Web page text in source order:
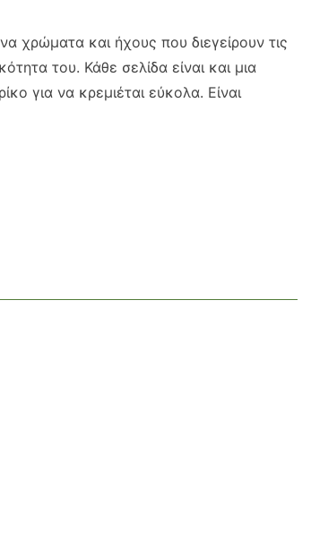
χρώματα και ήχους που διεγείρουν τις
του. Κάθε σελίδα είναι και μια
για να κρεμιέται εύκολα. Είναι